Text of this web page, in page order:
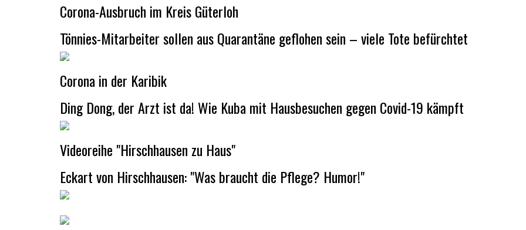
Corona-Ausbruch im Kreis Güterloh
Tönnies-Mitarbeiter sollen aus Quarantäne geflohen sein – viele Tote befürchtet
Corona in der Karibik
Ding Dong, der Arzt ist da! Wie Kuba mit Hausbesuchen gegen Covid-19 kämpft
Videoreihe "Hirschhausen zu Haus"
Eckart von Hirschhausen: "Was braucht die Pflege? Humor!"